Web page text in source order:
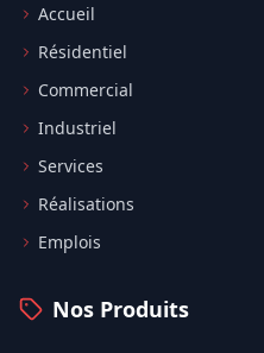
Accueil
Résidentiel
Commercial
Industriel
Services
Réalisations
Emplois
Nos Produits